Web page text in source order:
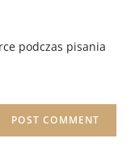
podczas pisania